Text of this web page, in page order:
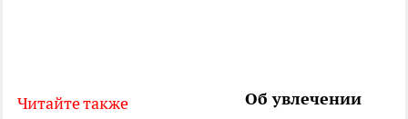
Читайте также
Об увлечении